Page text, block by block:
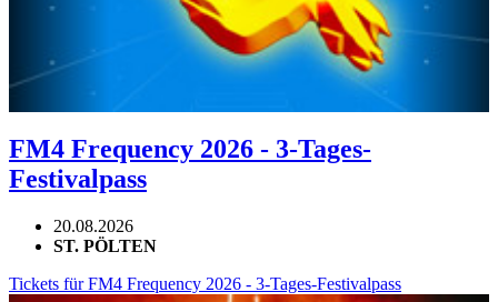
FM4 Frequency 2026 - 3-Tages-
Festivalpass
20.08.2026
ST. PÖLTEN
Tickets für FM4 Frequency 2026 - 3-Tages-Festivalpass